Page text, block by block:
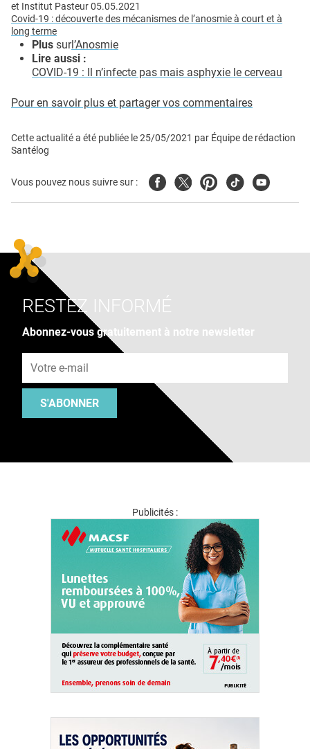
et Institut Pasteur 05.05.2021
Covid-19 : découverte des mécanismes de l’anosmie à court et à
long terme
Plus surl’Anosmie
Lire aussi :
COVID-19 : Il n’infecte pas mais asphyxie le cerveau
Pour en savoir plus et partager vos commentaires
Cette actualité a été publiée le25/05/2021 par Équipe de rédaction
Santélog
Vous pouvez nous suivre sur : FacebookTwitterPinterest
TiktokYoutube
RESTEZ INFORMÉ
Abonnez-vous gratuitement à notre newsletter
S'ABONNER
Publicités :